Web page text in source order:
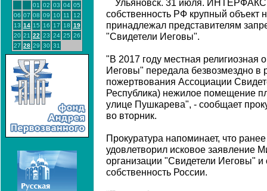
01 02 03 04 05
06 07 08 09 10 11
12
13 14 15 16 17 18 19
20 21 22 23 24 25 26
27 28 29 30 31
Ульяновск. 31 июля. ИНТЕРФАКС
собственность РФ крупный объект
принадлежал представителям
"Свидетели Иеговы".
"В 2017 году местная религиозная
Иеговы" передала безвозмездно в
пожертвования Ассоциации
Республика) нежилое помещение
улице Пушкарева", - сообщает
во вторник.
Прокуратура напоминает, что
удовлетворил исковое заявление
организации "Свидетели Иеговы"
собственность России.